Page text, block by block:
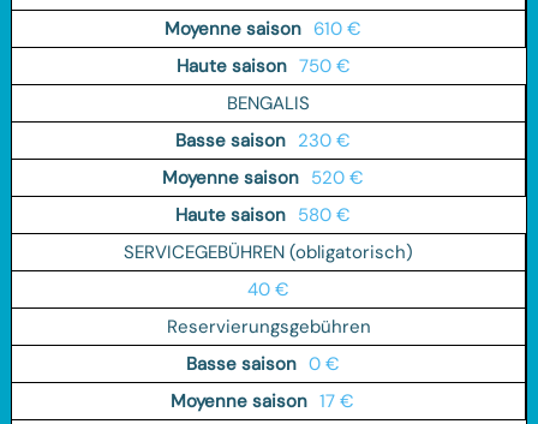
610 €
750 €
BENGALIS
230 €
520 €
580 €
SERVICEGEBÜHREN (obligatorisch)
40 €
Reservierungsgebühren
0 €
17 €